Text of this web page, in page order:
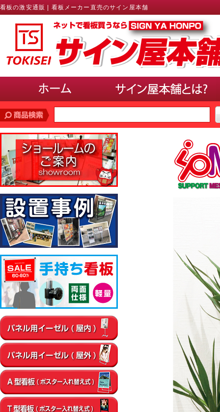
看板の激安通販 | 看板メーカー直売のサイン屋本舗
価格帯で探す
10,000円未満
10,000円〜20,000円
20,000円〜30,000円
30,000円〜40,000円
40,000円〜50,000円 50,000円以上
サインのサイズで選ぶ(ポスター、パネル)
A3以下
B3・A2・B2 A1・B1
使用場所で選ぶ
▼屋内
通路
店内・フロア 卓上・カウンター
▼屋外
店舗前
イベント会場 エントランス